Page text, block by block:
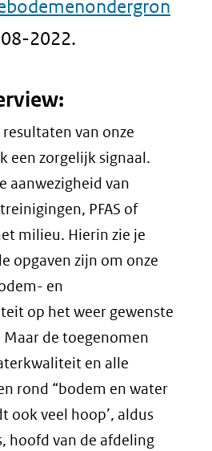
2022.
van onze
een zorgelijk signaal.
aanwezigheid van
PFAS of
milieu. Hierin zie je
opgaven zijn om onze
en
op het weer gewenste
de toegenomen
en alle
rond “bodem en water
ook veel hoop’, aldus
hoofd van de afdeling